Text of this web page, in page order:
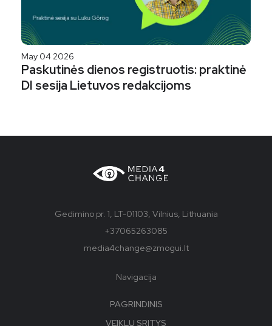
May 04 2026
Paskutinės dienos registruotis: praktinė
DI sesija Lietuvos redakcijoms
Gedimino pr. 1, LT-01103, Vilnius, Lithuania
+37065263085
media4change@zmogui.lt
Navigacija
PAGRINDINIS
VEIKLŲ SRITYS